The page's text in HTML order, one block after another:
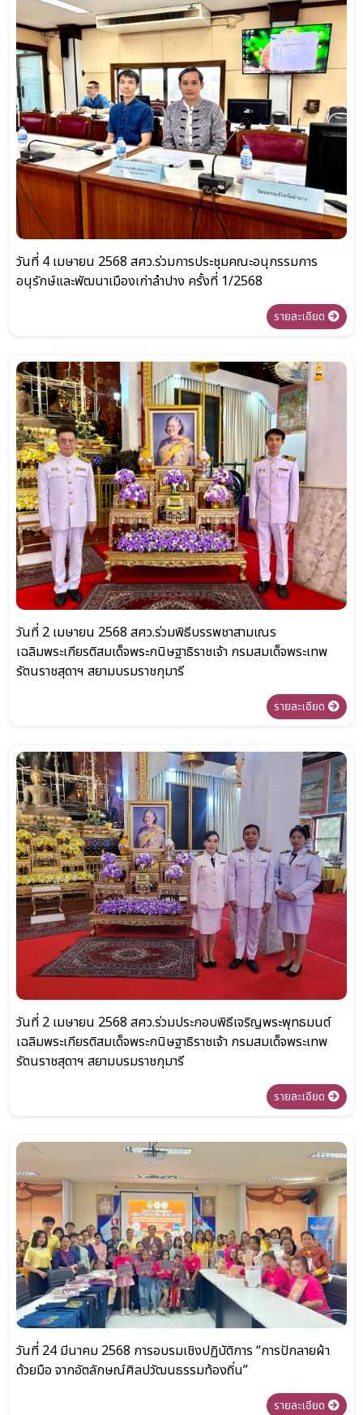
วันที่ 4 เมษายน 2568 สศว.ร่วมการประชุมคณะอนุกรรมการ
อนุรักษ์และพัฒนาเมืองเก่าลำปาง ครั้งที่ 1/2568
รายละเอียด
วันที่ 2 เมษายน 2568 สศว.ร่วมพิธีบรรพชาสามเณร
เฉลิมพระเกียรติสมเด็จพระกนิษฐาธิราชเจ้า กรมสมเด็จพระเทพ
รัตนราชสุดาฯ สยามบรมราชกุมารี
รายละเอียด
วันที่ 2 เมษายน 2568 สศว.ร่วมประกอบพิธีเจริญพระพุทธมนต์
เฉลิมพระเกียรติสมเด็จพระกนิษฐาธิราชเจ้า กรมสมเด็จพระเทพ
รัตนราชสุดาฯ สยามบรมราชกุมารี
รายละเอียด
วันที่ 24 มีนาคม 2568 การอบรมเชิงปฏิบัติการ “การปักลายผ้า
ด้วยมือ จากอัตลักษณ์ศิลปวัฒนธรรมท้องถิ่น”
รายละเอียด